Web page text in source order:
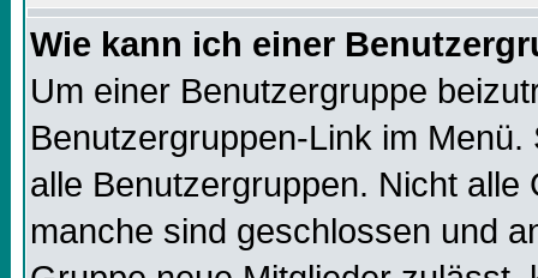
Wie kann ich einer
Um einer Benutzergruppe
Benutzergruppen-Link im
alle Benutzergruppen. Nicht
manche sind geschlossen und